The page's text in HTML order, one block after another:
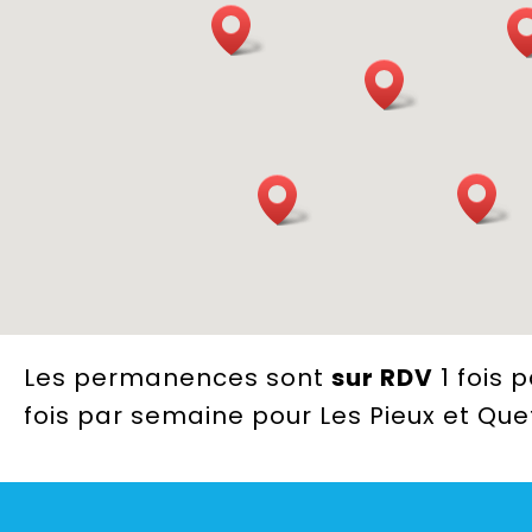
Les permanences sont sur RDV 1 fois
fois par semaine pour Les Pieux et